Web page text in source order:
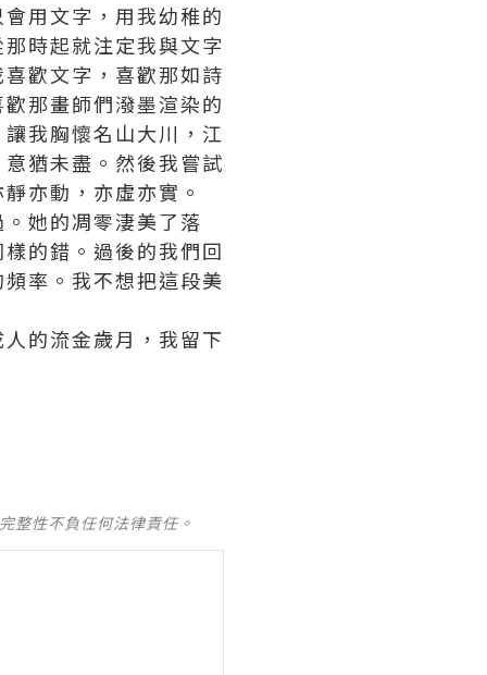
用文字，用我幼稚的
時起就注定我與文字
歡文字，喜歡那如詩
那畫師們潑墨渲染的
我胸懷名山大川，江
猶未盡。然後我嘗試
亦動，亦虛亦實。
她的凋零淒美了落
的錯。過後的我們回
率。我不想把這段美
的流金歲月，我留下
整性不負任何法律責任。